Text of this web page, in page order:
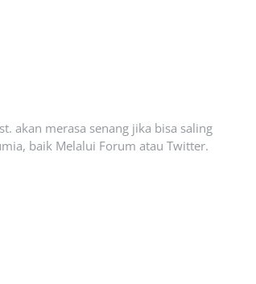
akan merasa senang jika bisa saling
baik Melalui Forum atau Twitter.